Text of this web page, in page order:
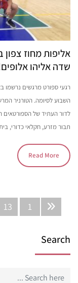
אליפות מחוז
שדה אליהו
רגעי ספורט מרגשים נרשמו
לדור העתיד של הספורטאים
תבור מזרע, חקלאי כדורי,
Read More
1
13
Search